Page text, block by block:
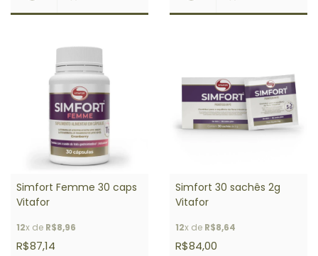
Simfort Femme 30 caps
Vitafor
12x de R$8,96
R$87,14
Simfort 30 sachês 2g
Vitafor
12x de R$8,64
R$84,00